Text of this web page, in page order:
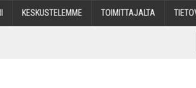
KES­KUS­TE­LEM­ME TOI­MIT­TA­JAL­TA